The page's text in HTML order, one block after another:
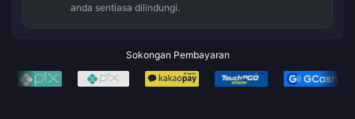
anda sentiasa dilindungi.
Sokongan Pembayaran